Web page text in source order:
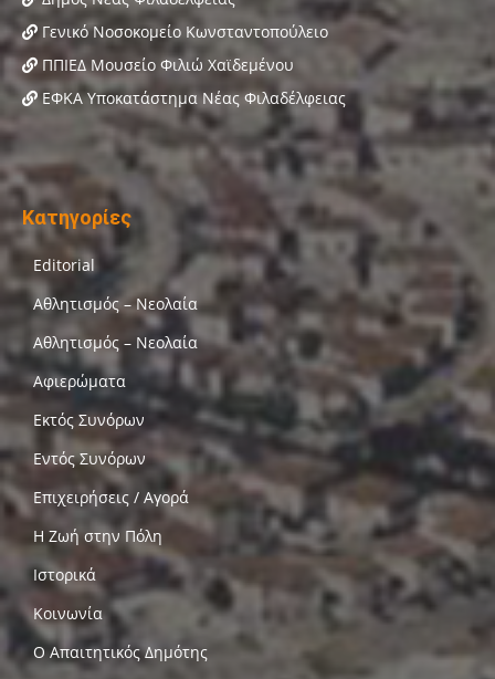
Γενικό Νοσοκομείο Κωνσταντοπούλειο
ΠΠΙΕΔ Μουσείο Φιλιώ Χαϊδεμένου
ΕΦΚΑ Υποκατάστημα Νέας Φιλαδέλφειας
Κατηγορίες
Editorial
Αθλητισμός – Νεολαία
Αθλητισμός – Νεολαία
Αφιερώματα
Εκτός Συνόρων
Εντός Συνόρων
Επιχειρήσεις / Αγορά
Η Ζωή στην Πόλη
Ιστορικά
Κοινωνία
Ο Απαιτητικός Δημότης